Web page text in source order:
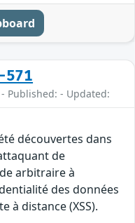
571
- Published: - Updated:
découvertes dans
de
arbitraire à
des données
à distance (XSS).